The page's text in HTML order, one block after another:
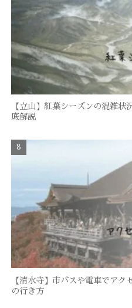
【立山】紅葉シーズンの混雑状
底解説
【清水寺】市バスや電車でアク
の行き方